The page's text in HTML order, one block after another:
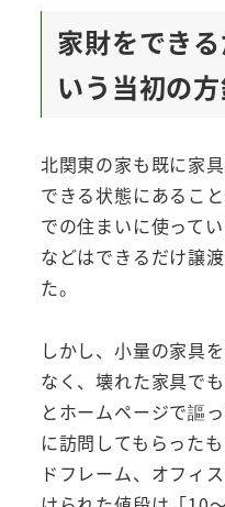
家財をでき
いう当初の
北関東の家も既に家
できる状態にあるこ
での住まいに使って
などはできるだけ譲
た。
しかし、小量の家具
なく、壊れた家具で
とホームページで謳
に訪問してもらった
ドフレーム、オフィ